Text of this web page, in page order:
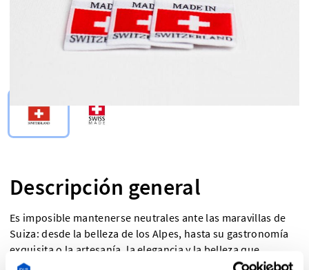
Descripción general
Es imposible mantenerse neutrales ante las maravillas de
Suiza: desde la belleza de los Alpes, hasta su gastronomía
exquisita o la artesanía, la elegancia y la belleza que
caracterizan cualquier cosa «suiza». Exhibe la calidad suiza